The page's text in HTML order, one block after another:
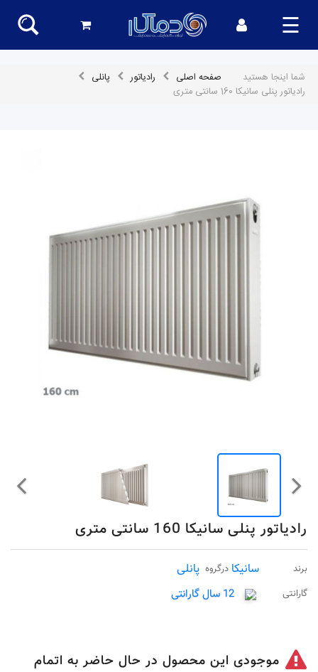
☰
شما اینجا هستید صفحه اصلی رادیاتور
پانلی
رادیاتور پنلی سانیکا 160 سانتی متری
رادیاتور پنلی سانیکا 160 سانتی متری
برند سانیکا درگروه پانلی
گارانتی 12 سال گارانتی
موجودی این محصول در حال حاضر به اتمام